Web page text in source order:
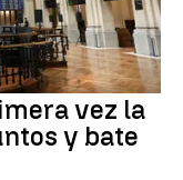
vez la
y bate